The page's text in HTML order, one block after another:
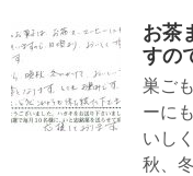
お茶
すの
巣ご
ーに
いし
秋、